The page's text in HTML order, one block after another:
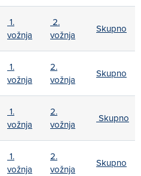
1.
vožnja
2.
vožnja
Skupno
1.
vožnja
2.
vožnja
Skupno
1.
vožnja
2.
vožnja
Skupno
1.
vožnja
2.
vožnja
Skupno